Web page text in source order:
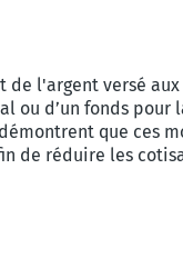
de l'argent versé
ou d’un fonds pour
que ces
de réduire les